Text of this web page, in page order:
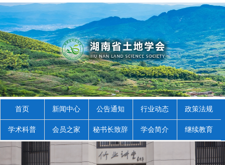
首页 新闻中心 公告通知 行业动态 政策法规
学术科普 会员之家 秘书长致辞 学会简介 继续教育